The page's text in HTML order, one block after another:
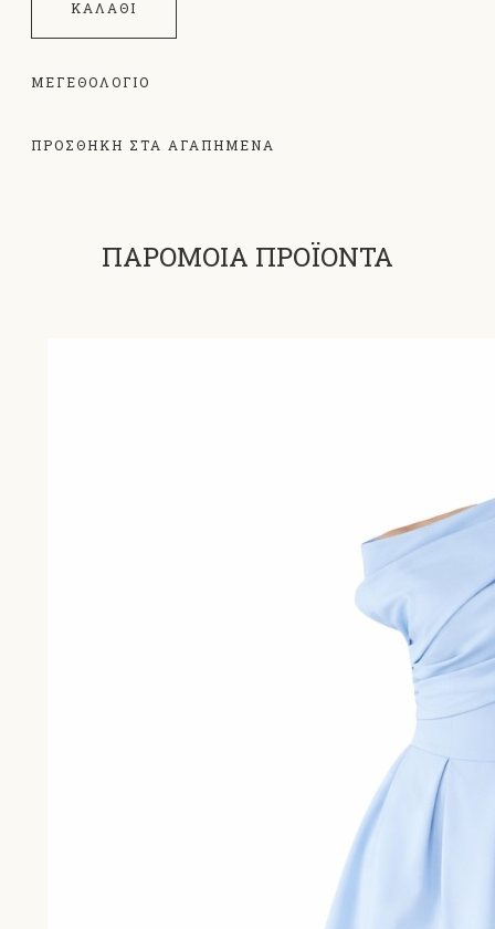
ΚΑΛΆΘΙ
ΜΕΓΕΘΟΛΌΓΙΟ
ΠΡΟΣΘΗΚΗ ΣΤΑ ΑΓΑΠΗΜΕΝΑ
ΠΑΡΟΜΟΙΑ ΠΡΟΪΟΝΤΑ